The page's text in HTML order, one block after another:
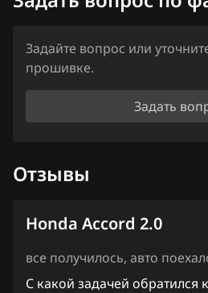
Hummer
Infiniti
Iveco
Jaecoo
Jaguar
Задайте вопрос или
прошивке.
Задать
Отзывы
Honda Accord 2.0
все получилось, авто
С какой задачей обратился